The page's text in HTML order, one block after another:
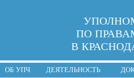
ПО
В
ОБ УПЧ ДЕЯТЕЛЬНОСТЬ